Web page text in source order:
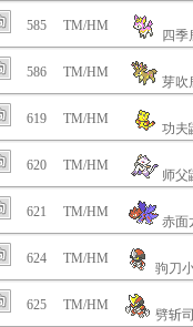
585 TM/HM
四季
586 TM/HM
芽吹
619 TM/HM
功夫
620 TM/HM
师父
621 TM/HM
赤面
624 TM/HM
驹刀
625 TM/HM
劈斩